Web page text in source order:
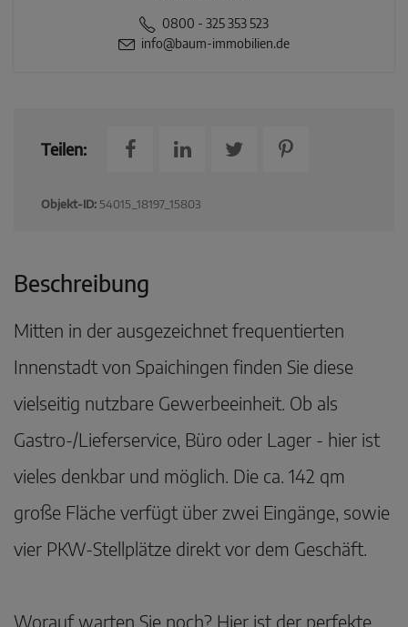
0800 - 325 353 523
info@baum-immobilien.de
Teilen:
Objekt-ID: 54015_18197_15803
Beschreibung
Mitten in der ausgezeichnet frequentierten
Innenstadt von Spaichingen finden Sie diese
vielseitig nutzbare Gewerbeeinheit. Ob als
Gastro-/Lieferservice, Büro oder Lager - hier ist
vieles denkbar und möglich. Die ca. 142 qm
große Fläche verfügt über zwei Eingänge, sowie
vier PKW-Stellplätze direkt vor dem Geschäft.
Worauf warten Sie noch? Hier ist der perfekte